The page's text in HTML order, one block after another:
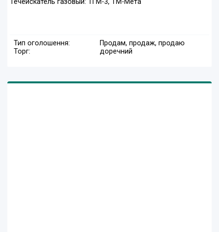
Течеискатель газовый: ТГМ-3, ТМ-Мета
Тип оголошення:
Продам, продаж, продаю
Торг:
доречний